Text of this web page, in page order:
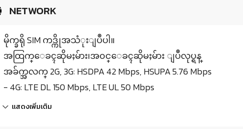
NETWORK
မိုက္ခရို SIM ကဒ္ကိုအသံုးျပဳပါ။
အထြက္ေခၚဆိုမႈမ်ား၊အ၀င္ေခၚဆိုမႈမ်ား ျပဳလုပ္ရန္
အခ်က္အလက္ 2G, 3G: HSDPA 42 Mbps, HSUPA 5.76 Mbps
- 4G: LTE DL 150 Mbps, LTE UL 50 Mbps
แสดงเพิ่มเติม